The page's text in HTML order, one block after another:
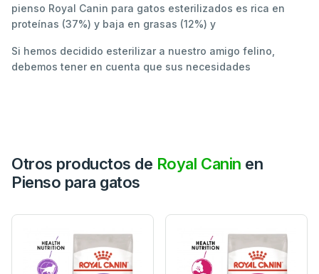
pienso Royal Canin para gatos esterilizados es rica en
proteínas (37%) y baja en grasas (12%) y
Si hemos decidido esterilizar a nuestro amigo felino,
debemos tener en cuenta que sus necesidades
Otros productos de Royal Canin en
Pienso para gatos